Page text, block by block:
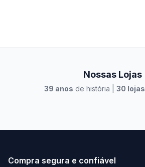
Nossas Lojas
39 anos de história | 30 lojas
Compra segura e confiável